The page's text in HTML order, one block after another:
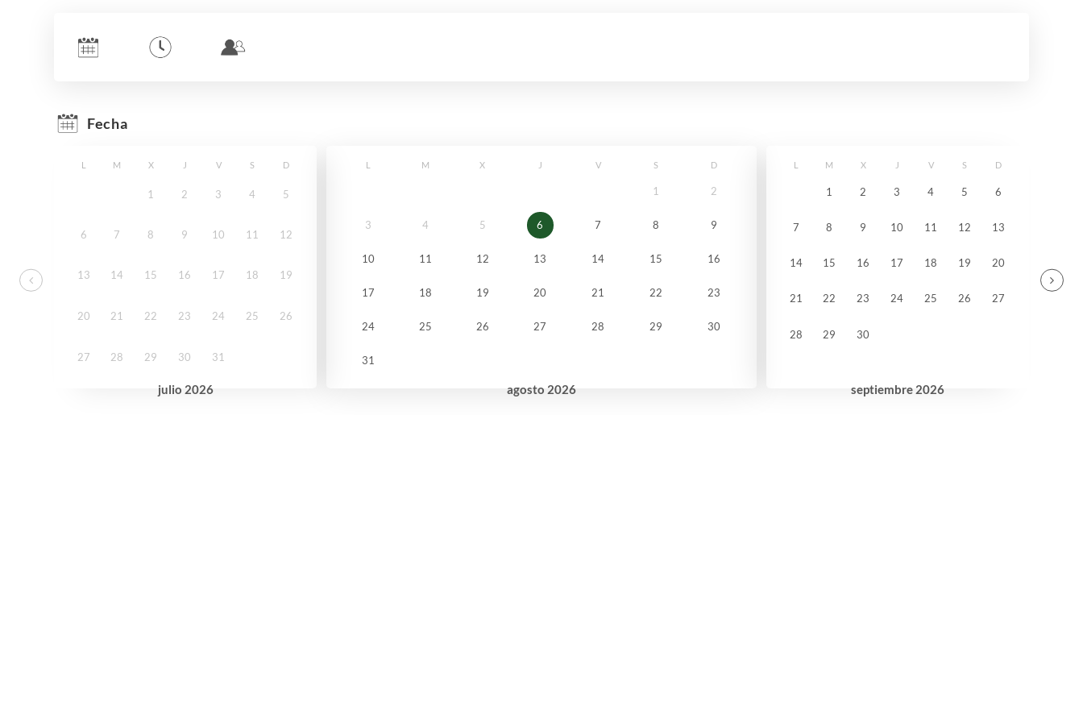
Fecha
julio 2026
L M X J V S D
1 2 3 4 5
6 7 8 9 10 11 12
13 14 15 16 17 18 19
20 21 22 23 24 25 26
27 28 29 30 31
agosto 2026
L M X J V S D
1 2
3 4 5 6 7 8 9
10 11 12 13 14 15 16
17 18 19 20 21 22 23
24 25 26 27 28 29 30
31
septiembre 2026
L M X J V S D
1 2 3 4 5 6
7 8 9 10 11 12 13
14 15 16 17 18 19 20
21 22 23 24 25 26 27
28 29 30